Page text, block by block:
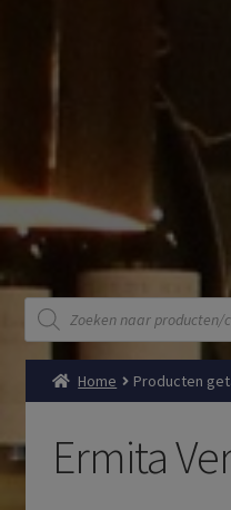
Producten
zoeken
Home Producten
Ermita